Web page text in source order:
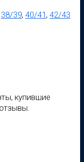
38/39, 40/41 , 42/43
купившие